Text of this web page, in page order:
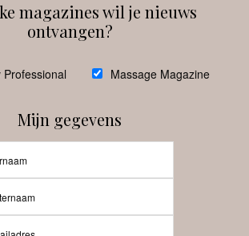
magazines wil je nieuws
ontvangen?
Professional Massage Magazine
Mijn gegevens